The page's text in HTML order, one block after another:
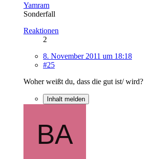
Yamram
Sonderfall
Reaktionen
2
8. November 2011 um 18:18
#25
Woher weißt du, dass die gut ist/ wird?
Inhalt melden